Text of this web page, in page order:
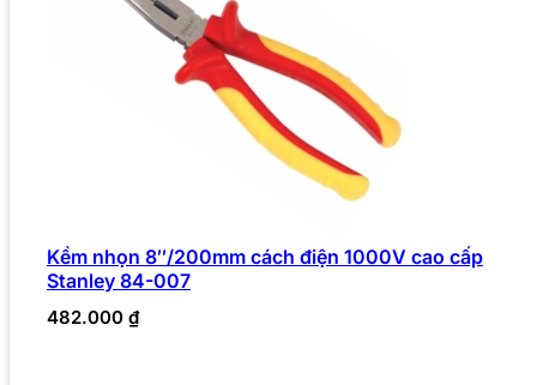
Kềm nhọn 8″/200mm cách điện 1000V cao cấp
Stanley 84-007
482.000 ₫